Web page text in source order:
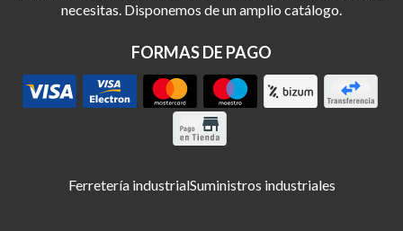
necesitas. Disponemos de un amplio catálogo.
FORMAS DE PAGO
Ferretería industrialSuministros industriales